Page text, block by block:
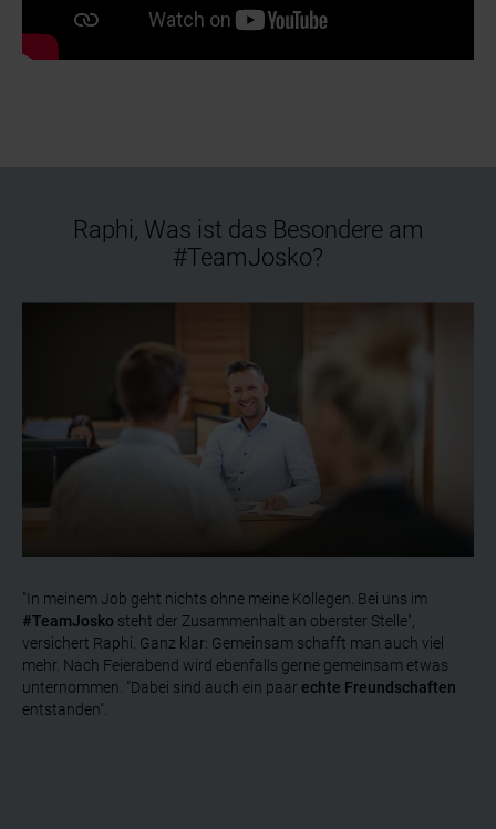
Raphi, Was ist das Besondere am
#TeamJosko?
"In meinem Job geht nichts ohne meine Kollegen. Bei uns im
#TeamJosko steht der Zusammenhalt an oberster Stelle",
versichert Raphi. Ganz klar: Gemeinsam schafft man auch viel
mehr. Nach Feierabend wird ebenfalls gerne gemeinsam etwas
unternommen. "Dabei sind auch ein paar echte Freundschaften
entstanden".